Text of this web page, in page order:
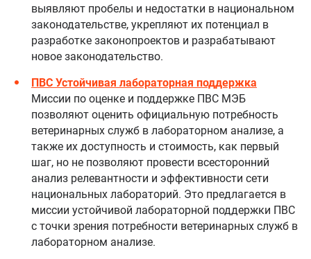
выявляют пробелы и недостатки в национальном
законодательстве, укрепляют их потенциал в
разработке законопроектов и разрабатывают
новое законодательство.
ПВС Устойчивая лабораторная поддержка
Миссии по оценке и поддержке ПВС МЭБ
позволяют оценить официальную потребность
ветеринарных служб в лабораторном анализе, а
также их доступность и стоимость, как первый
шаг, но не позволяют провести всесторонний
анализ релевантности и эффективности сети
национальных лабораторий. Это предлагается в
миссии устойчивой лабораторной поддержки ПВС
с точки зрения потребности ветеринарных служб в
лабораторном анализе.